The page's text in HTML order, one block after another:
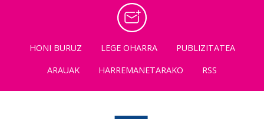
HONI BURUZ LEGE OHARRA
PUBLIZITATEA
ARAUAK
HARREMANETARAKO RSS